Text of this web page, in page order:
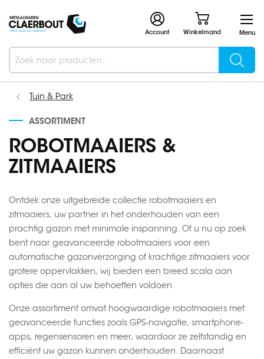
Menu
Winkelmand
Account
Search
Tuin & Park
ASSORTIMENT
ROBOTMAAIERS &
ZITMAAIERS
Ontdek onze uitgebreide collectie robotmaaiers en
zitmaaiers, uw partner in het onderhouden van een
prachtig gazon met minimale inspanning. Of u nu op zoek
bent naar geavanceerde robotmaaiers voor een
automatische gazonverzorging of krachtige zitmaaiers voor
grotere oppervlakken, wij bieden een breed scala aan
opties die aan al uw behoeften voldoen.
Onze assortiment omvat hoogwaardige robotmaaiers met
geavanceerde functies zoals GPS-navigatie, smartphone-
apps, regensensoren en meer, waardoor ze zelfstandig en
efficiënt uw gazon kunnen onderhouden. Daarnaast